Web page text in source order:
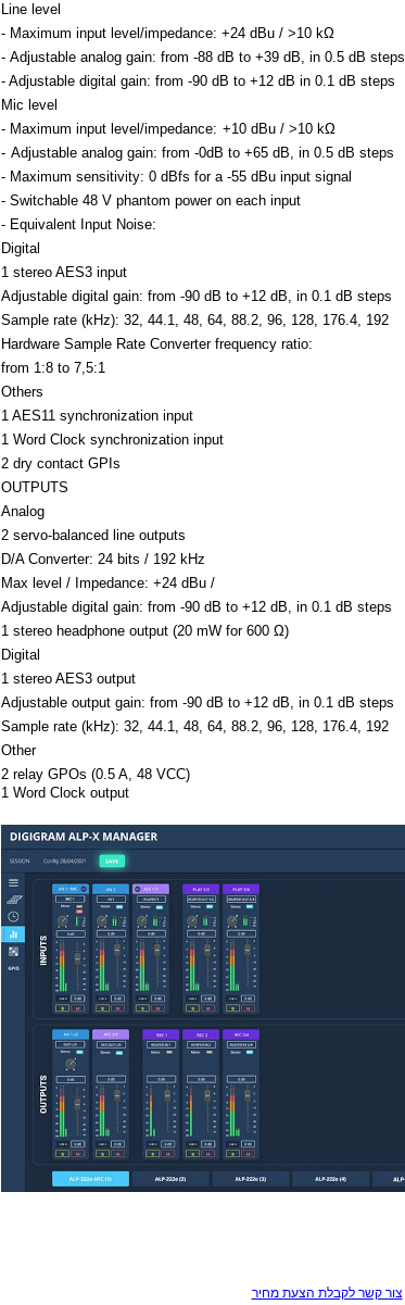
Line level
- Maximum input level/impedance: +24 dBu / >10 kΩ
- Adjustable analog gain: from -88 dB to +39 dB, in 0.5 dB steps
- Adjustable digital gain: from -90 dB to +12 dB in 0.1 dB steps
Mic level
- Maximum input level/impedance: +10 dBu / >10 kΩ
- Adjustable analog gain: from -0dB to +65 dB, in 0.5 dB steps
- Maximum sensitivity: 0 dBfs for a -55 dBu input signal
- Switchable 48 V phantom power on each input
- Equivalent Input Noise:
Digital
1 stereo AES3 input
Adjustable digital gain: from -90 dB to +12 dB, in 0.1 dB steps
Sample rate (kHz): 32, 44.1, 48, 64, 88.2, 96, 128, 176.4, 192
Hardware Sample Rate Converter frequency ratio:
from 1:8 to 7,5:1
Others
1 AES11 synchronization input
1 Word Clock synchronization input
2 dry contact GPIs
OUTPUTS
Analog
2 servo-balanced line outputs
D/A Converter: 24 bits / 192 kHz
Max level / Impedance: +24 dBu /
Adjustable digital gain: from -90 dB to +12 dB, in 0.1 dB steps
1 stereo headphone output (20 mW for 600 Ω)
Digital
1 stereo AES3 output
Adjustable output gain: from -90 dB to +12 dB, in 0.1 dB steps
Sample rate (kHz): 32, 44.1, 48, 64, 88.2, 96, 128, 176.4, 192
Other
2 relay GPOs (0.5 A, 48 VCC)
1 Word Clock output
צור קשר לקבלת הצעת מחיר